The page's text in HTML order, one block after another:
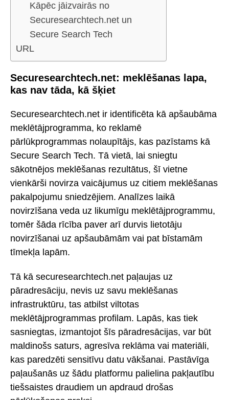
Kāpēc jāizvairās no
Securesearchtech.net un
Secure Search Tech
URL
Securesearchtech.net: meklēšanas lapa,
kas nav tāda, kā šķiet
Securesearchtech.net ir identificēta kā apšaubāma
meklētājprogramma, ko reklamē
pārlūkprogrammas nolaupītājs, kas pazīstams kā
Secure Search Tech. Tā vietā, lai sniegtu
sākotnējos meklēšanas rezultātus, šī vietne
vienkārši novirza vaicājumus uz citiem meklēšanas
pakalpojumu sniedzējiem. Analīzes laikā
novirzīšana veda uz likumīgu meklētājprogrammu,
tomēr šāda rīcība paver arī durvis lietotāju
novirzīšanai uz apšaubāmām vai pat bīstamām
tīmekļa lapām.
Tā kā securesearchtech.net paļaujas uz
pāradresāciju, nevis uz savu meklēšanas
infrastruktūru, tas atbilst viltotas
meklētājprogrammas profilam. Lapās, kas tiek
sasniegtas, izmantojot šīs pāradresācijas, var būt
maldinošs saturs, agresīva reklāma vai materiāli,
kas paredzēti sensitīvu datu vākšanai. Pastāvīga
paļaušanās uz šādu platformu palielina pakļautību
tiešsaistes draudiem un apdraud drošas